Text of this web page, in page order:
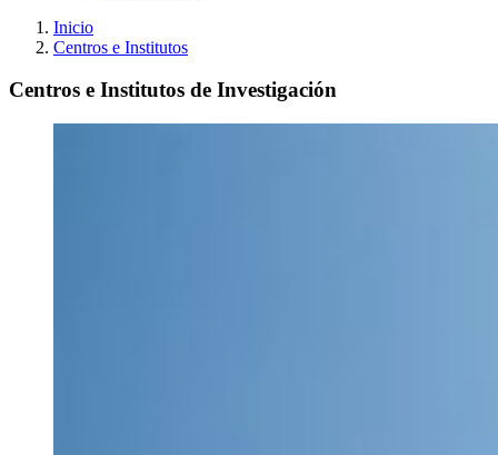
Inicio
Centros e Institutos
Centros e Institutos de Investigación